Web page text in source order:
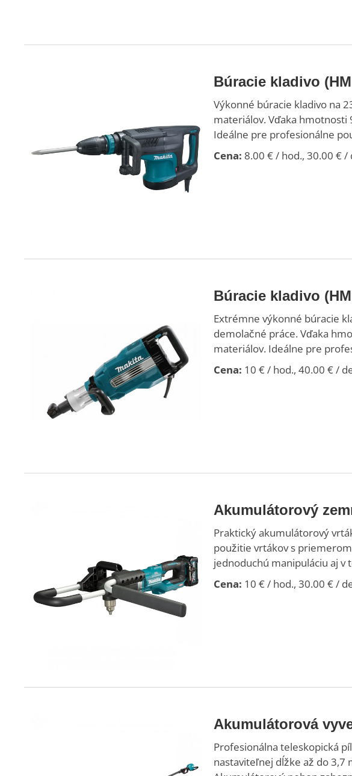
Búracie kladivo
Výkonné búracie kladivo na
materiálov. Vďaka hmotnosti
Ideálne pre profesionálne
Cena: 8.00 € / hod., 30.00 € /
Búracie kladivo
Extrémne výkonné búracie
demolačné práce. Vďaka
materiálov. Ideálne pre
Cena: 10 € / hod., 40.00 € /
Akumulátorový
Praktický akumulátorový
použitie vrtákov s
jednoduchú manipuláciu aj
Cena: 10 € / hod., 30.00 € /
Akumulátorová
Profesionálna teleskopická
nastaviteľnej dĺžke až do 3,7